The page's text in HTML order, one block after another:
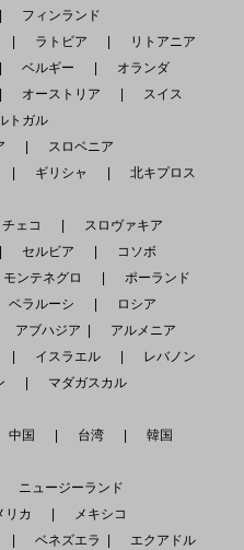
フィンランド
ラトビア
リトアニア
ベルギー
オランダ
オーストリア
スイス
トガル
スロベニア
ギリシャ
北キプロス
ェコ
スロヴァキア
セルビア
コソボ
ンテネグロ
ポーランド
ベラルーシ
ロシア
アブハジア
アルメニア
イスラエル
レバノン
マダガスカル
中国 台湾
韓国
ニュージーランド
リカ
メキシコ
ベネズエラ
エクアドル